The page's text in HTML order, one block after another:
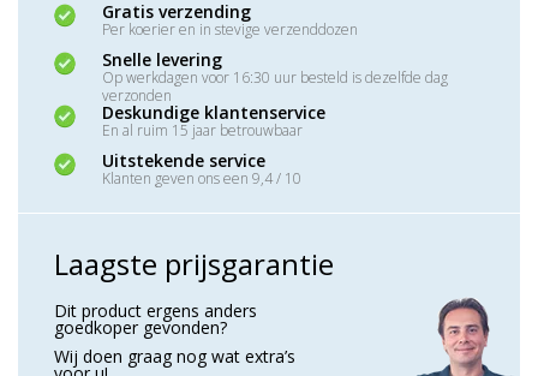
Gratis verzending
Per koerier en in stevige verzenddozen
Snelle levering
Op werkdagen voor 16:30 uur besteld is dezelfde dag
verzonden
Deskundige klantenservice
En al ruim 15 jaar betrouwbaar
Uitstekende service
Klanten geven ons een 9,4 / 10
Laagste prijsgarantie
Dit product ergens anders
goedkoper gevonden?
Wij doen graag nog wat extra’s